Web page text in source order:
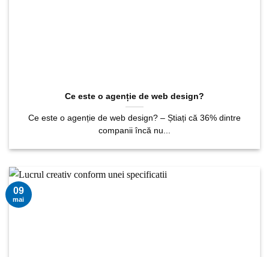
Ce este o agenție de web design?
Ce este o agenție de web design? – Știați că 36% dintre
companii încă nu...
09
mai